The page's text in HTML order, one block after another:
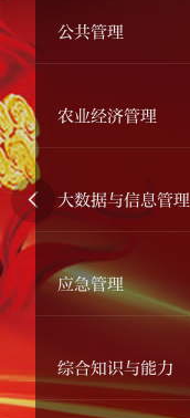
公共管理
农业经济管理
大数据与信息管理
应急管理
综合知识与能力
